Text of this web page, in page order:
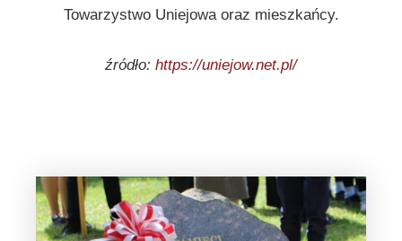
Towarzystwo Uniejowa oraz mieszkańcy.
źródło: https://uniejow.net.pl/